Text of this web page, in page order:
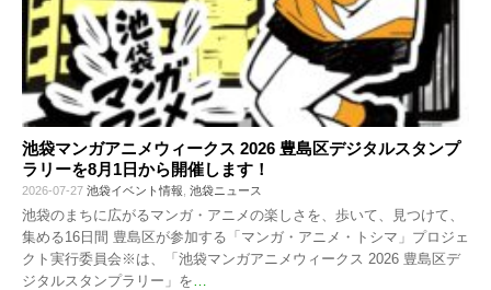
池袋マンガアニメウィークス 2026 豊島区デジタルスタンプ
ラリーを8月1日から開催します！
2026-07-27 池袋イベント情報 池袋ニュース
池袋のまちに広がるマンガ・アニメの楽しさを、歩いて、見つけて、
集める16日間 豊島区が参加する「マンガ・アニメ・トシマ」プロジェ
クト実行委員会※は、「池袋マンガアニメウィークス 2026 豊島区デ
ジタルスタンプラリー」を